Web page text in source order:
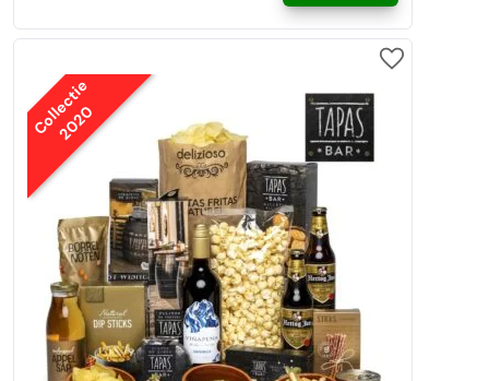
Collectie
2020